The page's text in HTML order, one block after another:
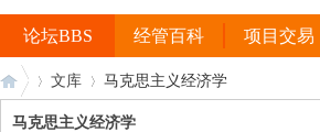
经管百科 项目交易
论坛BBS
文库 马克思主义经济学
马克思主义经济学